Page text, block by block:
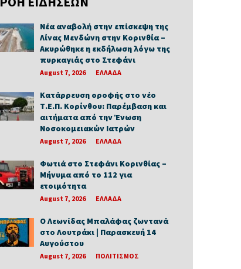
Νέα αναβολή στην επίσκεψη της
Λίνας Μενδώνη στην Κορινθία –
Ακυρώθηκε η εκδήλωση λόγω της
πυρκαγιάς στο Στεφάνι
August 7, 2026 ΕΛΛΑΔΑ
Κατάρρευση οροφής στο νέο
Τ.Ε.Π. Κορίνθου: Παρέμβαση και
αιτήματα από την Ένωση
Νοσοκομειακών Ιατρών
August 7, 2026 ΕΛΛΑΔΑ
Φωτιά στο Στεφάνι Κορινθίας –
Μήνυμα από το 112 για
ετοιμότητα
August 7, 2026 ΕΛΛΑΔΑ
Ο Λεωνίδας Μπαλάφας ζωντανά
στο Λουτράκι | Παρασκευή 14
Αυγούστου
August 7, 2026 ΠΟΛΙΤΙΣΜΟΣ